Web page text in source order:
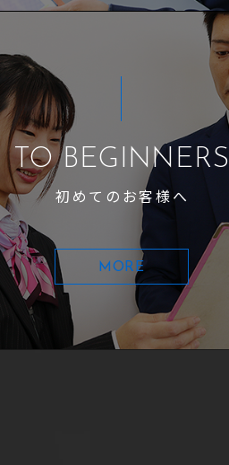
TO BEGINNERS
初めてのお客様へ
MORE